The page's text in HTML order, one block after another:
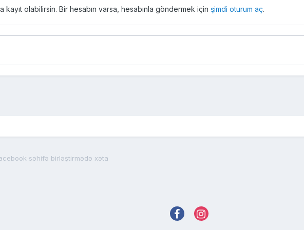
kayıt olabilirsin. Bir hesabın varsa, hesabınla göndermek için şimdi oturum aç.
səhifə birləştirmədə xəta